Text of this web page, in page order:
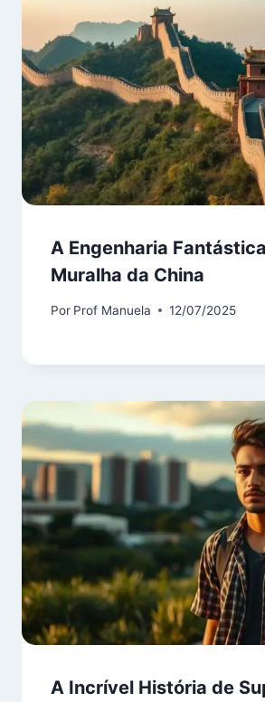
A Engenharia
Muralha da China
Por Prof Manuela 12/07/2025
A Incrível História de